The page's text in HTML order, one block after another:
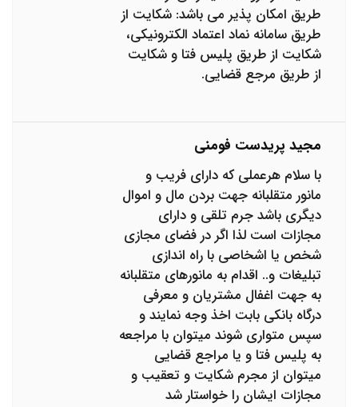
طریق امکان پذیر می باشد: شکایت از
طریق سامانه نماد اعتماد الکترونیکی،
شکایت از طریق پلیس فتا و شکایت
از طریق مرجع قضایی.
مجید پریدست فومنی
با سلام هرعملی که دارای فریب و
مانور متقلبانه جهت بردن مال و اموال
دیگری باشد جرم تلقی و دارای
مجازات است لذا اگر در فضای مجازی
شخص یا اشخاصی با راه اندازی
تبلیغات و.. اقدام به مانورهای متقلبانه
به جهت اغفال مشتریان و معرفی
درگاه بانکی بابت اخذ وجه نمایند و
سپس متواری شوند میتوان با مراجعه
به پلیس فتا و یا مراجع قضایی
میتوان از مجرم شکایت و تعقیب و
مجازات ایشان را خواستار شد